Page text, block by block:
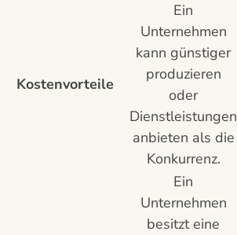
Kostenvorteile
Ein
Unternehmen
kann günstiger
produzieren
oder
Dienstleistungen
anbieten als die
Konkurrenz.
Ein
Unternehmen
besitzt eine